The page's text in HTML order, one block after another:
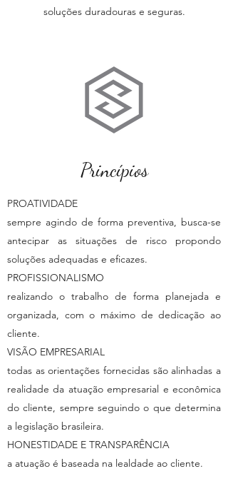
soluções duradouras e seguras.
Princípios
PROATIVIDADE
sempre agindo de forma preventiva, busca-se
antecipar as situações de risco propondo
soluções adequadas e eficazes.
PROFISSIONALISMO
realizando o trabalho de forma planejada e
organizada, com o máximo de dedicação ao
cliente.
VISÃO EMPRESARIAL
todas as orientações fornecidas são alinhadas a
realidade da atuação empresarial e econômica
do cliente, sempre seguindo o que determina
a legislação brasileira.
HONESTIDADE E TRANSPARÊNCIA
a atuação é baseada na lealdade ao cliente.